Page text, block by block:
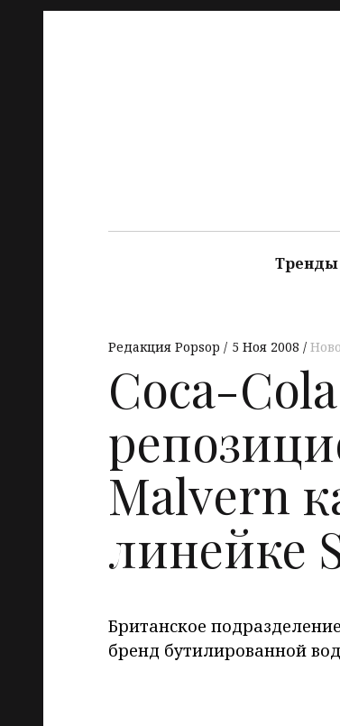
Тренды
Редакция Popsop 5 Ноя 2008
Coca-
Malvern
линейке
Британское
бренд бутилированной